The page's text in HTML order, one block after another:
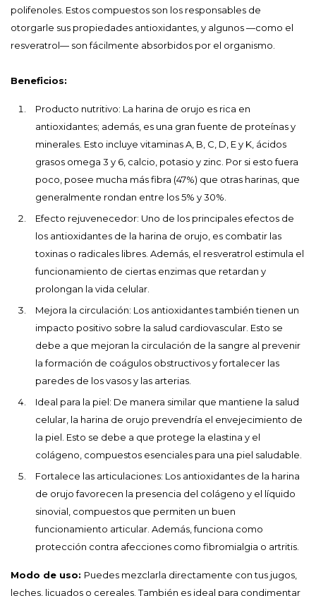
polifenoles. Estos compuestos son los responsables de
otorgarle sus propiedades antioxidantes, y algunos —como el
resveratrol— son fácilmente absorbidos por el organismo.
Beneficios:
Producto nutritivo: La harina de orujo es rica en
antioxidantes; además, es una gran fuente de proteínas y
minerales. Esto incluye vitaminas A, B, C, D, E y K, ácidos
grasos omega 3 y 6, calcio, potasio y zinc. Por si esto fuera
poco, posee mucha más fibra (47%) que otras harinas, que
generalmente rondan entre los 5% y 30%.
Efecto rejuvenecedor: Uno de los principales efectos de
los antioxidantes de la harina de orujo, es combatir las
toxinas o radicales libres. Además, el resveratrol estimula el
funcionamiento de ciertas enzimas que retardan y
prolongan la vida celular.
Mejora la circulación: Los antioxidantes también tienen un
impacto positivo sobre la salud cardiovascular. Esto se
debe a que mejoran la circulación de la sangre al prevenir
la formación de coágulos obstructivos y fortalecer las
paredes de los vasos y las arterias.
Ideal para la piel: De manera similar que mantiene la salud
celular, la harina de orujo prevendría el envejecimiento de
la piel. Esto se debe a que protege la elastina y el
colágeno, compuestos esenciales para una piel saludable.
Fortalece las articulaciones: Los antioxidantes de la harina
de orujo favorecen la presencia del colágeno y el líquido
sinovial, compuestos que permiten un buen
funcionamiento articular. Además, funciona como
protección contra afecciones como fibromialgia o artritis.
Modo de uso: Puedes mezclarla directamente con tus jugos,
leches, licuados o cereales. También es ideal para condimentar